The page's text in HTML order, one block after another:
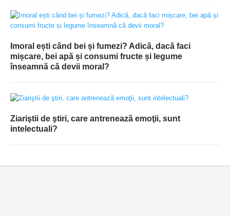
Imoral ești când bei și fumezi? Adică, dacă faci
mișcare, bei apă și consumi fructe și legume
înseamnă că devii moral?
Ziariştii de ştiri, care antrenează emoţii, sunt
intelectuali?